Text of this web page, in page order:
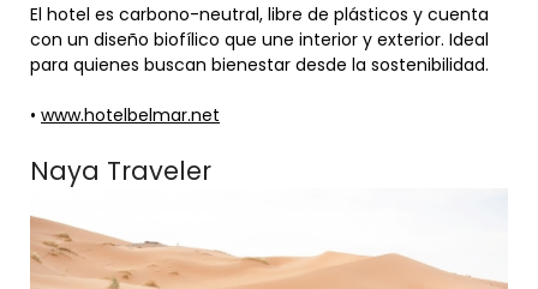
El hotel es carbono-neutral, libre de plásticos y cuenta
con un diseño biofílico que une interior y exterior. Ideal
para quienes buscan bienestar desde la sostenibilidad.
• www.hotelbelmar.net
Naya Traveler